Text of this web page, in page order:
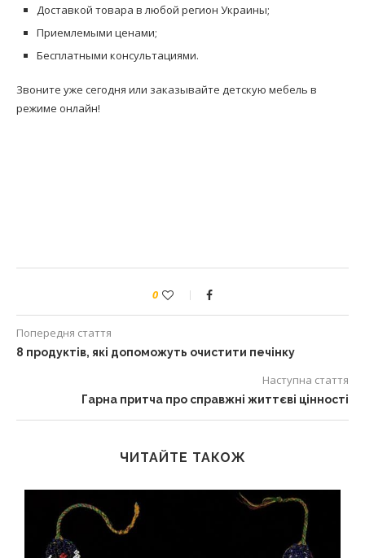
Доставкой товара в любой регион Украины;
Приемлемыми ценами;
Бесплатными консультациями.
Звоните уже сегодня или заказывайте детскую мебель в
режиме онлайн!
0
Попередня стаття
8 продуктів, які допоможуть очистити печінку
Наступна стаття
Гарна притча про справжні життєві цінності
ЧИТАЙТЕ ТАКОЖ